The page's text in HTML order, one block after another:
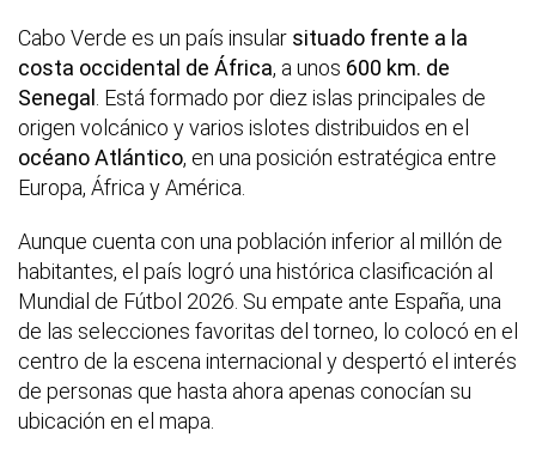
Cabo Verde es un país insular situado frente a la
costa occidental de África, a unos 600 km. de
Senegal
. Está formado por diez islas principales de
origen volcánico y varios islotes distribuidos en el
océano Atlántico, en una posición estratégica entre
Europa, África y América.
Aunque cuenta con una población inferior al millón de
habitantes, el país logró una histórica clasificación al
Mundial de Fútbol 2026. Su empate ante España, una
de las selecciones favoritas del torneo, lo colocó en el
centro de la escena internacional y despertó el interés
de personas que hasta ahora apenas conocían su
ubicación en el mapa.